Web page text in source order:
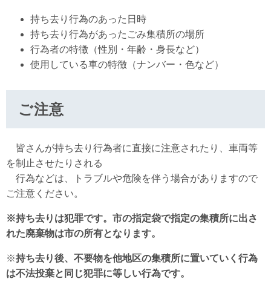
持ち去り行為のあった日時
持ち去り行為があったごみ集積所の場所
行為者の特徴（性別・年齢・身長など）
使用している車の特徴（ナンバー・色など）
ご注意
皆さんが持ち去り行為者に直接に注意されたり、車両等
を制止させたりされる
行為などは、トラブルや危険を伴う場合がありますので
ご注意ください。
※持ち去りは犯罪です。市の指定袋で指定の集積所に出さ
れた廃棄物は市の所有となります。
※持ち去り後、不要物を他地区の集積所に置いていく行為
は不法投棄と同じ犯罪に等しい行為です。